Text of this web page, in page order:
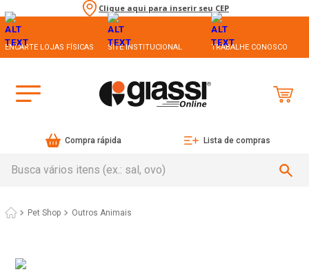
Clique aqui para inserir seu CEP
ENCARTE LOJAS FÍSICAS SITE INSTITUCIONAL TRABALHE CONOSCO
Compra rápida Lista de compras
Pet Shop Outros Animais